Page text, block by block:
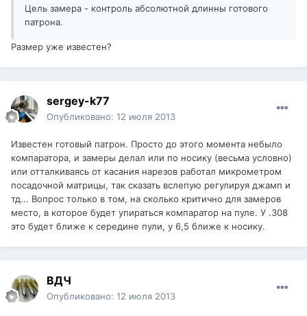
Цель замера - контроль абсолютной длинны готового
патрона.
Размер уже известен?
sergey-k77
Опубликовано: 12 июля 2013
Известен готовый патрон. Просто до этого момента небыло
компаратора, и замеры делал или по носику (весьма условно)
или отталкиваясь от касания нарезов работал микрометром
посадочной матрицы, так сказать вслепую регулируя джамп и
тд... Вопрос только в том, на сколько критично для замеров
место, в которое будет упираться компаратор на пуле. У .308
это будет ближе к середине пули, у 6,5 ближе к носику.
ВДЧ
Опубликовано: 12 июля 2013